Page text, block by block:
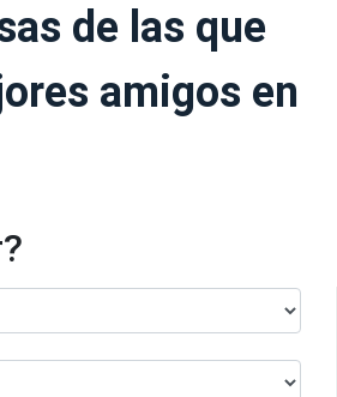
de las que
amigos en